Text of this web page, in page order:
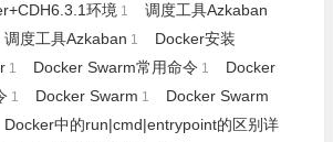
环境 1
调度工具Azkaban
调度工具Azkaban 1
Docker安装
1 Docker Swarm常用命令 1
Docker
1 Docker Swarm 1
Docker Swarm
Docker中的run|cmd|entrypoint的区别详